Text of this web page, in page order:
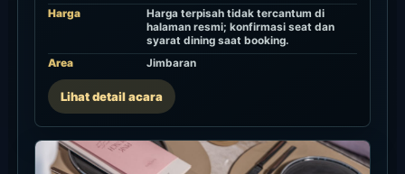
perubahan hari itu, jumlah tamu, atau ketentuan
event day, konfirmasi langsung lewat WhatsApp
resmi, telepon, atau email.
Klook dan KKday dipakai untuk paket lunch atau
dinner Sundara. Jika rencana bergantung pada
brunch resmi, A Day At The Bay, daybed, atau